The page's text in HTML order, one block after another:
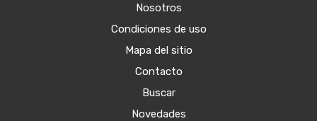
Nosotros
Condiciones de uso
Mapa del sitio
Contacto
Buscar
Novedades